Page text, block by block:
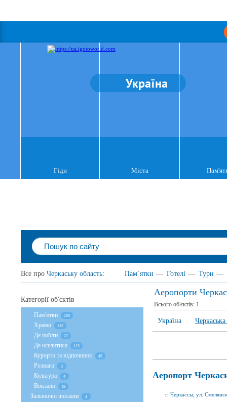
Україна
Гіди Міста
Все про Черкаську область: Пам`ятки — Готелі — Тури —
Аеропорти
Всього об'єктів: 1
Україна Черкаська
Аеропорт
г. Черкассы, ул.
Категорії об'єктів
Пам'ятки 290
Храми 112
Де поїсти 22
Де оселитися 115
Курорти та відпочинок 49
Розваги 3
Культура 4
Вокзали 18
Залізничні вокзали 4